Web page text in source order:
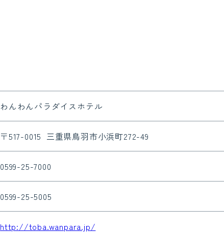
わんわんパラダイスホテル
〒517-0015 三重県鳥羽市小浜町272-49
0599-25-7000
0599-25-5005
http://toba.wanpara.jp/